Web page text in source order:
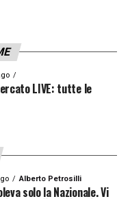
LIVE: tutte le
Alberto Petrosilli
solo la Nazionale. Vi